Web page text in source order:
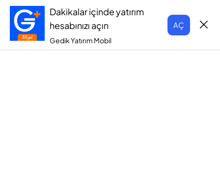
Dakikalar içinde yatırım
hesabınızı açın
Gedik Yatırım Mobil
AÇ